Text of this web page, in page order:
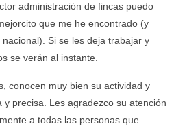
administración de fincas puedo
que me he encontrado (y
Si se les deja trabajar y
se verán al instante.
conocen muy bien su actividad y
precisa. Les agradezco su atención
a todas las personas que